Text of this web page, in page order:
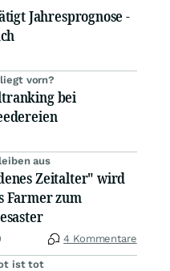
Jahresprognose -
liegt vorn?
bei
aus
Zeitalter" wird
Farmer zum
4 Kommentare
ist tot